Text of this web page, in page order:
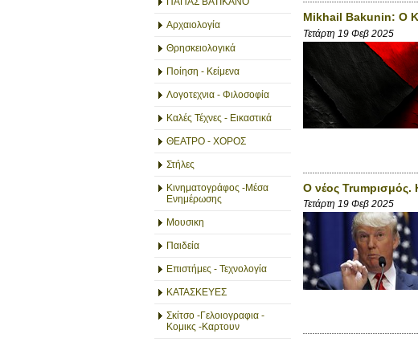
Αρχαιολογία
Θρησκειολογικά
Ποίηση - Κείμενα
Λογοτεχνια - Φιλοσοφία
Καλές Τέχνες - Εικαστικά
ΘΕΑΤΡΟ - ΧΟΡΟΣ
Στήλες
Κινηματογράφος -Μέσα
Ενημέρωσης
Μουσικη
Παιδεία
Επιστήμες - Τεχνολογία
ΚΑΤΑΣΚΕΥΕΣ
Σκίτσο -Γελοιογραφια -
Κομικς -Καρτουν
Mikhail Bakunin: Ο
Τετάρτη 19 Φεβ 2025
Ο νέος Trumpισμός.
Τετάρτη 19 Φεβ 2025